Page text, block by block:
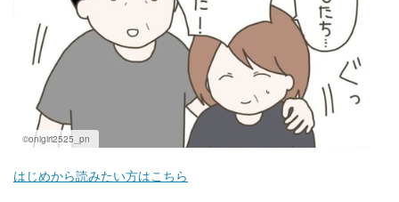
©onigiri2525_pn
はじめから読みたい方はこちら